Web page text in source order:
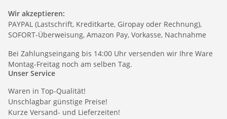
Wir akzeptieren:
PAYPAL (Lastschrift, Kreditkarte, Giropay oder Rechnung),
SOFORT-Überweisung, Amazon Pay, Vorkasse, Nachnahme
Bei Zahlungseingang bis 14:00 Uhr versenden wir Ihre Ware
Montag-Freitag noch am selben Tag.
Unser Service
Waren in Top-Qualität!
Unschlagbar günstige Preise!
Kurze Versand- und Lieferzeiten!